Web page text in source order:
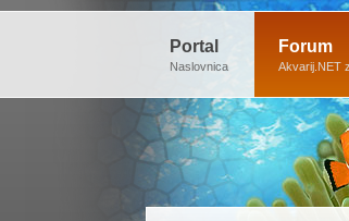
Portal
Naslovnica
Forum
Akvarij.NET